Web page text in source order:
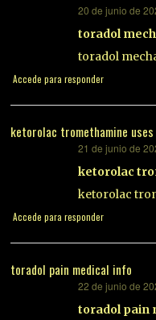
20 de junio de
toradol
toradol
Accede para responder
ketorolac tromethamine uses
21 de junio de
ketorolac
ketorolac
Accede para responder
toradol pain medical info
22 de junio de
toradol pain